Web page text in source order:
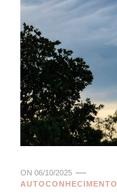
ON 06/10/2025
AUTOCONHECIMENTO